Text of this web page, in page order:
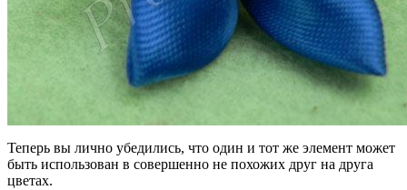
Теперь вы лично убедились, что один и тот же элемент может
быть использован в совершенно не похожих друг на друга
цветах.